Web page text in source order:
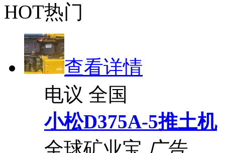
HOT热门
查看详情
电议 全国
小松D375A-5推土机
全球矿业宝 广告